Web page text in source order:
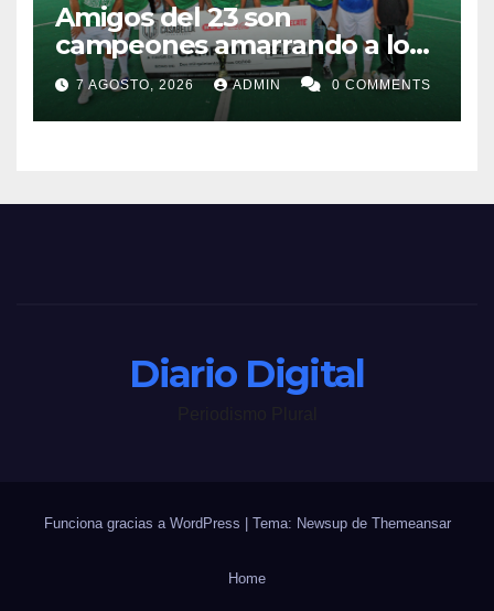
Amigos del 23 son
campeones amarrando a los
“Perros Bravos”
7 AGOSTO, 2026 ADMIN 0 COMMENTS
Diario Digital
Funciona gracias a WordPress Tema: Newsup de Themeansar
Home